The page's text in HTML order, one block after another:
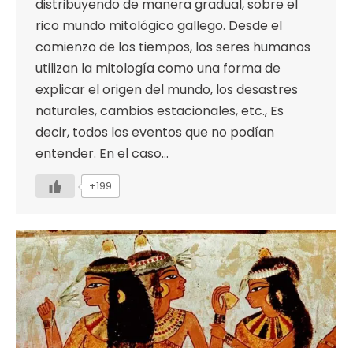
distribuyendo de manera gradual, sobre el
rico mundo mitológico gallego. Desde el
comienzo de los tiempos, los seres humanos
utilizan la mitología como una forma de
explicar el origen del mundo, los desastres
naturales, cambios estacionales, etc., Es
decir, todos los eventos que no podían
entender. En el caso…
+199